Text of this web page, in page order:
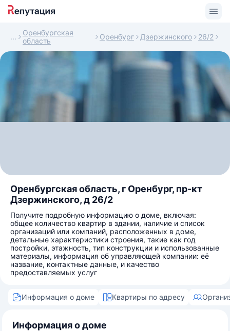
Оренбургская
область
Оренбург Дзержинского 26/2
Оренбургская область, г Оренбург, пр-кт
Дзержинского, д 26/2
Получите подробную информацию о доме, включая:
общее количество квартир в здании, наличие и список
организаций или компаний, расположенных в доме,
детальные характеристики строения, такие как год
постройки, этажность, тип конструкции и использованные
материалы, информация об управляющей компании: её
название, контактные данные, и качество
предоставляемых услуг
Информация о доме Квартиры по адресу
Информация о доме